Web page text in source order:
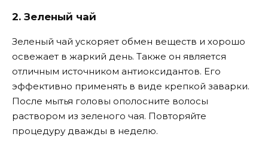
2. Зеленый чай
Зеленый чай ускоряет обмен веществ и хорошо
освежает в жаркий день. Также он является
отличным источником антиоксидантов. Его
эффективно применять в виде крепкой заварки.
После мытья головы ополосните волосы
раствором из зеленого чая. Повторяйте
процедуру дважды в неделю.